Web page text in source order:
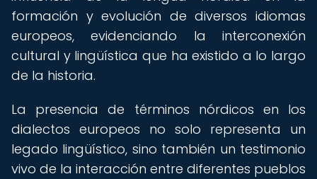
formación y evolución de diversos idiomas
europeos, evidenciando la interconexión
cultural y lingüística que ha existido a lo largo
de la historia.
La presencia de términos nórdicos en los
dialectos europeos no solo representa un
legado lingüístico, sino también un testimonio
vivo de la interacción entre diferentes pueblos